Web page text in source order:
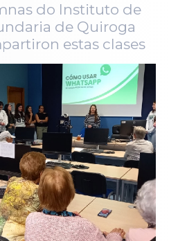
do Instituto de
de Quiroga
estas clases